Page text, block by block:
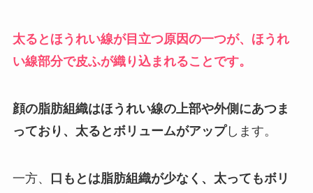
太るとほうれい線が目立つ原因の一つが、ほうれ
い線部分で皮ふが織り込まれることです。
顔の脂肪組織はほうれい線の上部や外側にあつま
っており、太るとボリュームがアップします。
一方、
口もとは脂肪組織が少なく、太ってもボリ